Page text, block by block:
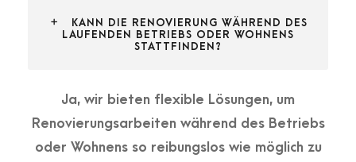
KANN DIE RENOVIERUNG WÄHREND DES
LAUFENDEN BETRIEBS ODER WOHNENS
STATTFINDEN?
Ja, wir bieten flexible Lösungen, um
Renovierungsarbeiten während des Betriebs
oder Wohnens so reibungslos wie möglich zu